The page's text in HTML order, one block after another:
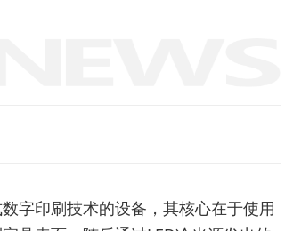
字印刷技术的设备，其核心在于使用